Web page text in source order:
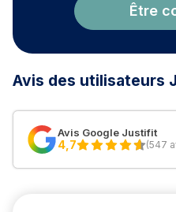
Être
Avis des utilisateurs
Avis Google Justifit
4,7 (547